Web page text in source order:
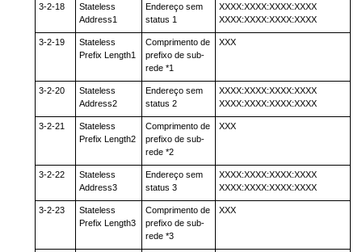
3-2-18
Stateless
Address1
Endereço sem
status 1
XXXX:XXXX:XXXX:XXXX
XXXX:XXXX:XXXX:XXXX
3-2-19
Stateless
Prefix Length1
Comprimento de
prefixo de sub-
rede *1
XXX
3-2-20
Stateless
Address2
Endereço sem
status 2
XXXX:XXXX:XXXX:XXXX
XXXX:XXXX:XXXX:XXXX
3-2-21
Stateless
Prefix Length2
Comprimento de
prefixo de sub-
rede *2
XXX
3-2-22
Stateless
Address3
Endereço sem
status 3
XXXX:XXXX:XXXX:XXXX
XXXX:XXXX:XXXX:XXXX
3-2-23
Stateless
Prefix Length3
Comprimento de
prefixo de sub-
rede *3
XXX